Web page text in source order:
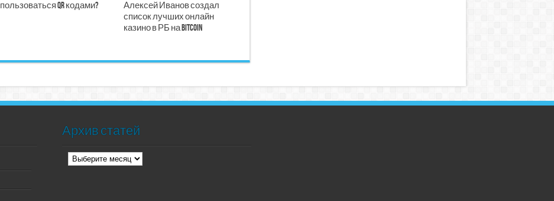
пользоваться qr кодами?
Алексей Иванов создал
список лучших онлайн
казино в РБ на Bitcoin
Архив статей
Архив
статей